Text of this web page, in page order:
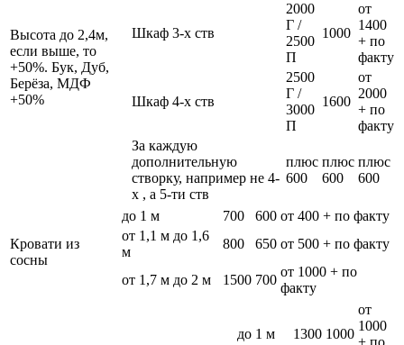
Высота до 2,4м,
если выше, то
+50%. Бук, Дуб,
Берёза, МДФ
+50%
Шкаф 3-х ств
2000
Г /
2500
П
1000
от
1400
+ по
факту
Шкаф 4-х ств
2500
Г /
3000
П
1600
от
2000
+ по
факту
За каждую
дополнительную
створку, например не 4-
х , а 5-ти ств
плюс
600
плюс
600
плюс
600
Кровати из
сосны
до 1 м 700 600 от 400 + по факту
от 1,1 м до 1,6
м
800 650 от 500 + по факту
от 1,7 м до 2 м 1500 700
от 1000 + по
факту
до 1 м 1300 1000
от
1000